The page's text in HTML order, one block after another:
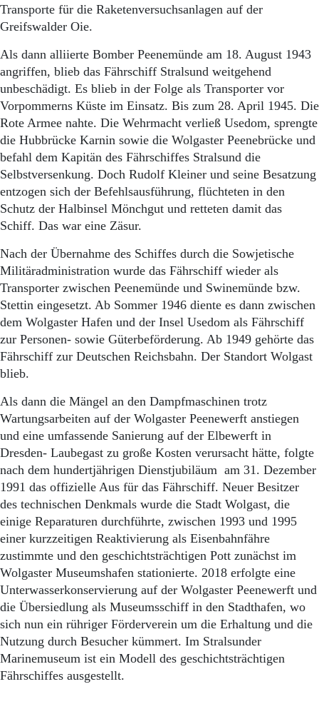
Transporte für die Raketenversuchsanlagen auf der
Greifswalder Oie.
Als dann alliierte Bomber Peenemünde am 18. August 1943
angriffen, blieb das Fährschiff Stralsund weitgehend
unbeschädigt. Es blieb in der Folge als Transporter vor
Vorpommerns Küste im Einsatz. Bis zum 28. April 1945. Die
Rote Armee nahte. Die Wehrmacht verließ Usedom, sprengte
die Hubbrücke Karnin sowie die Wolgaster Peenebrücke und
befahl dem Kapitän des Fährschiffes Stralsund die
Selbstversenkung. Doch Rudolf Kleiner und seine Besatzung
entzogen sich der Befehlsausführung, flüchteten in den
Schutz der Halbinsel Mönchgut und retteten damit das
Schiff. Das war eine Zäsur.
Nach der Übernahme des Schiffes durch die Sowjetische
Militäradministration wurde das Fährschiff wieder als
Transporter zwischen Peenemünde und Swinemünde bzw.
Stettin eingesetzt. Ab Sommer 1946 diente es dann zwischen
dem Wolgaster Hafen und der Insel Usedom als Fährschiff
zur Personen- sowie Güterbeförderung. Ab 1949 gehörte das
Fährschiff zur Deutschen Reichsbahn. Der Standort Wolgast
blieb.
Als dann die Mängel an den Dampfmaschinen trotz
Wartungsarbeiten auf der Wolgaster Peenewerft anstiegen
und eine umfassende Sanierung auf der Elbewerft in
Dresden- Laubegast zu große Kosten verursacht hätte, folgte
nach dem hundertjährigen Dienstjubiläum am 31. Dezember
1991 das offizielle Aus für das Fährschiff. Neuer Besitzer
des technischen Denkmals wurde die Stadt Wolgast, die
einige Reparaturen durchführte, zwischen 1993 und 1995
einer kurzzeitigen Reaktivierung als Eisenbahnfähre
zustimmte und den geschichtsträchtigen Pott zunächst im
Wolgaster Museumshafen stationierte. 2018 erfolgte eine
Unterwasserkonservierung auf der Wolgaster Peenewerft und
die Übersiedlung als Museumsschiff in den Stadthafen, wo
sich nun ein rühriger Förderverein um die Erhaltung und die
Nutzung durch Besucher kümmert. Im Stralsunder
Marinemuseum ist ein Modell des geschichtsträchtigen
Fährschiffes ausgestellt.